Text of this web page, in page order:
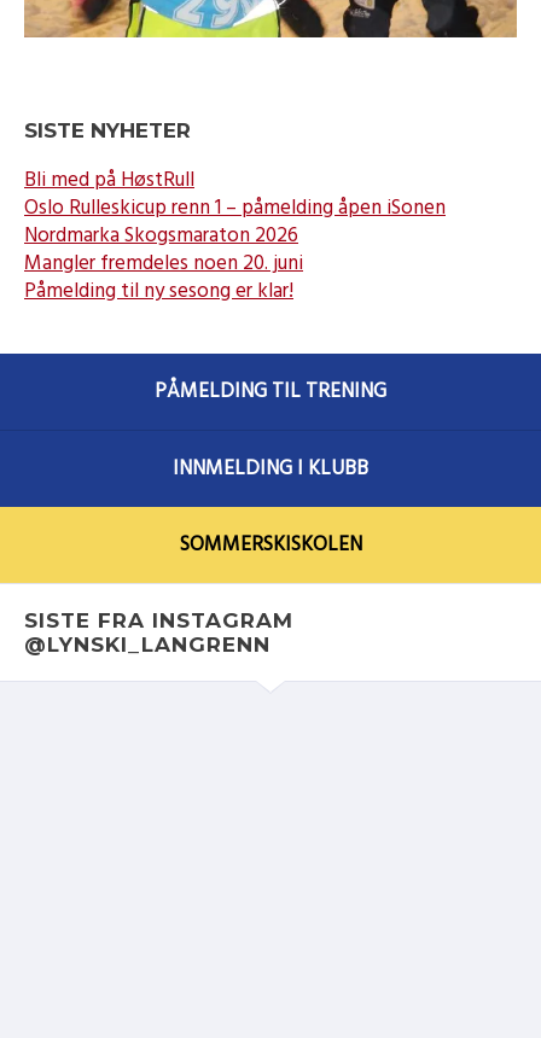
SISTE NYHETER
Bli med på HøstRull
Oslo Rulleskicup renn 1 – påmelding åpen iSonen
Nordmarka Skogsmaraton 2026
Mangler fremdeles noen 20. juni
Påmelding til ny sesong er klar!
PÅMELDING TIL TRENING
INNMELDING I KLUBB
SOMMERSKISKOLEN
SISTE FRA INSTAGRAM
@LYNSKI_LANGRENN